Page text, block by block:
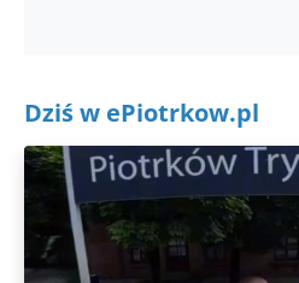
Dziś w ePiotrkow.pl